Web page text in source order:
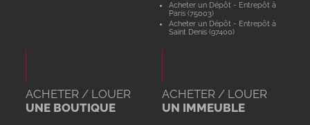
Acheter un Dépôt - Entrepôt à
Paris (75003)
Acheter un Dépôt - Entrepôt à
Saint Denis (97400)
ACHETER / LOUER
UNE BOUTIQUE
ACHETER / LOUER
UN IMMEUBLE